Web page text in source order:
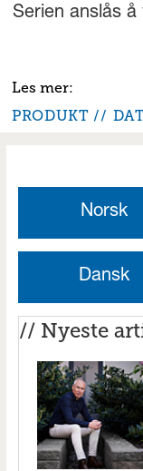
Serien anslås
PRODUKT
Norsk
Dansk
// Nyeste